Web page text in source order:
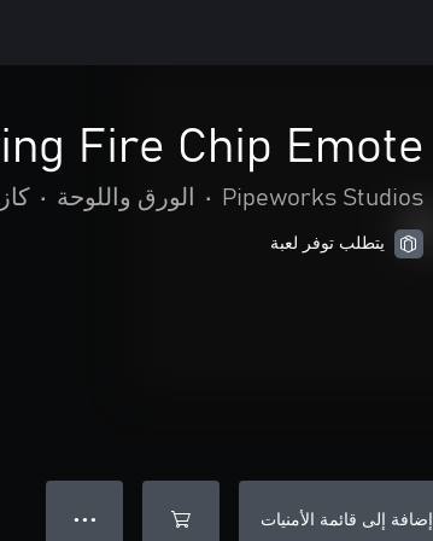
Fire Chip Emote
Pipeworks Studios
• الورق واللوحة •
يتطلب توفر لعبة
إضافة إلى قائمة الأمنيات ● ● ●